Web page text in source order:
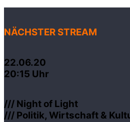
NÄCHSTER STREAM
22.06.20
20:15 Uhr
/// Night of Light
/// Politik, Wirtschaft &